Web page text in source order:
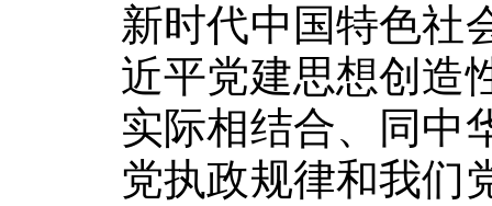
新时代中国特色社
近平党建思想创造
实际相结合、同中
党执政规律和我们